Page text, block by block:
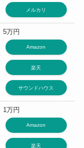
メルカリ
5万円
Amazon
楽天
サウンドハウス
1万円
Amazon
楽天